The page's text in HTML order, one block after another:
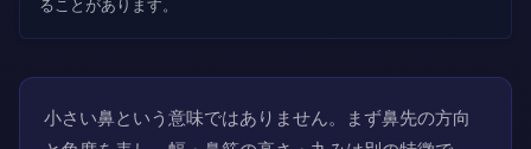
ることがあります。
小さい鼻という意味ではありません。まず鼻先の方向